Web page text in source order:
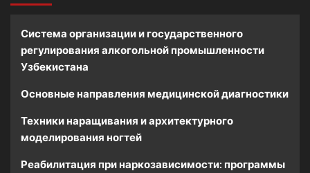
Система организации и государственного
регулирования алкогольной промышленности
Узбекистана
Основные направления медицинской диагностики
Техники наращивания и архитектурного
моделирования ногтей
Реабилитация при наркозависимости: программы